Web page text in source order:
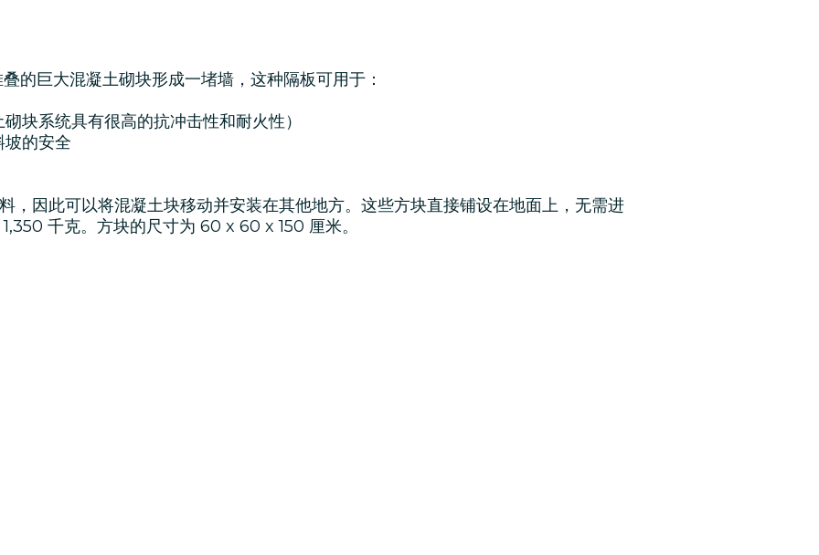
的巨大混凝土砌块形成一堵墙，这种隔板可用于：
块系统具有很高的抗冲击性和耐火性）
的安全
，因此可以将混凝土块移动并安装在其他地方。这些方块直接铺设在地面上，无需进
千克。方块的尺寸为 60 x 60 x 150 厘米。